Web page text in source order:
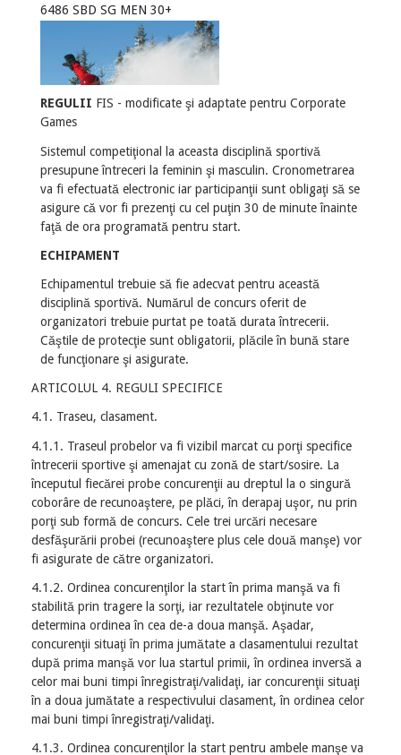
6486 SBD SG MEN 30+
REGULII FIS - modificate şi adaptate pentru Corporate
Games
Sistemul competiţional la aceasta disciplină sportivă
presupune întreceri la feminin şi masculin. Cronometrarea
va fi efectuată electronic iar participanţii sunt obligaţi să se
asigure că vor fi prezenţi cu cel puţin 30 de minute înainte
faţă de ora programată pentru start.
ECHIPAMENT
Echipamentul trebuie să fie adecvat pentru această
disciplină sportivă. Numărul de concurs oferit de
organizatori trebuie purtat pe toată durata întrecerii.
Căştile de protecţie sunt obligatorii, plăcile în bună stare
de funcţionare şi asigurate.
ARTICOLUL 4. REGULI SPECIFICE
4.1. Traseu, clasament.
4.1.1. Traseul probelor va fi vizibil marcat cu porţi specifice
întrecerii sportive şi amenajat cu zonă de start/sosire. La
începutul fiecărei probe concurenţii au dreptul la o singură
coborâre de recunoaştere, pe plăci, în derapaj uşor, nu prin
porţi sub formă de concurs. Cele trei urcări necesare
desfăşurării probei (recunoaştere plus cele două manşe) vor
fi asigurate de către organizatori.
4.1.2. Ordinea concurenţilor la start în prima manşă va fi
stabilită prin tragere la sorţi, iar rezultatele obţinute vor
determina ordinea în cea de-a doua manşă. Aşadar,
concurenţii situaţi în prima jumătate a clasamentului rezultat
după prima manşă vor lua startul primii, în ordinea inversă a
celor mai buni timpi înregistraţi/validaţi, iar concurenţii situaţi
în a doua jumătate a respectivului clasament, în ordinea celor
mai buni timpi înregistraţi/validaţi.
4.1.3. Ordinea concurenţilor la start pentru ambele manşe va